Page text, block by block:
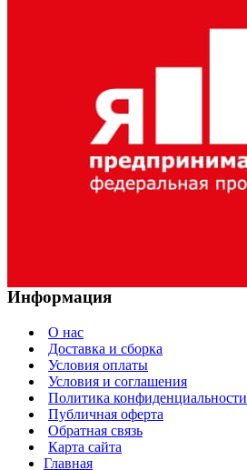
Информация
О нас
Доставка и сборка
Условия оплаты
Условия и соглашения
Политика конфиденциальности
Публичная оферта
Обратная связь
Карта сайта
Главная